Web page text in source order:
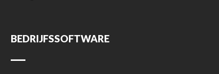
BEDRIJFSSOFTWARE